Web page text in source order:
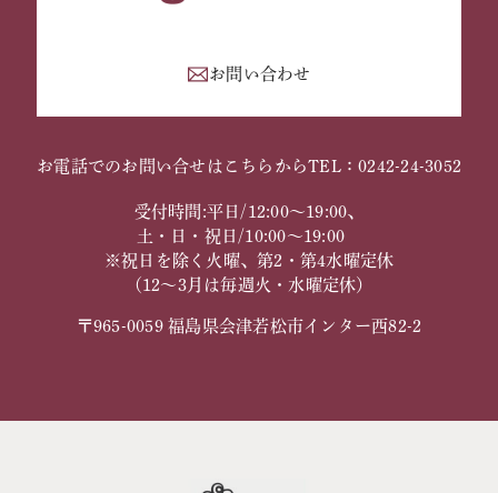
お問い合わせ
お電話でのお問い合せはこちらからTEL：0242-24-3052
受付時間:平日/12:00～19:00、
土・日・祝日/10:00～19:00
※祝日を除く火曜、第2・第4水曜定休
（12～3月は毎週火・水曜定休）
〒965-0059 福島県会津若松市インター西82-2